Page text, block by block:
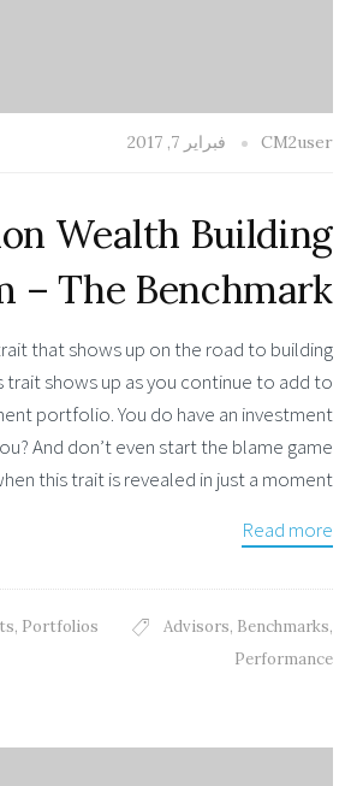
CM2user فبراير 7, 2017
Wealth Building
– The Benchmark
that shows up on the road to building
trait shows up as you continue to add to
portfolio. You do have an investment
And don’t even start the blame game
this trait is revealed in just a moment.
Read more
, Portfolios Advisors, Benchmarks,
Performance